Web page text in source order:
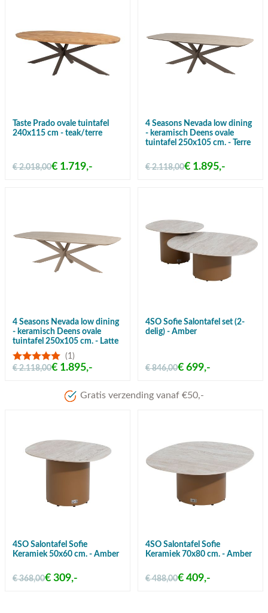
Taste Prado ovale tuintafel
240x115 cm - teak/terre
€ 2.018,00€ 1.719,-
4 Seasons Nevada low dining
- keramisch Deens ovale
tuintafel 250x105 cm. - Terre
€ 2.118,00€ 1.895,-
4 Seasons Nevada low dining
- keramisch Deens ovale
tuintafel 250x105 cm. - Latte
(1)
€ 2.118,00€ 1.895,-
4SO Sofie Salontafel set (2-
delig) - Amber
€ 846,00€ 699,-
Gratis verzending vanaf €50,-
4SO Salontafel Sofie
Keramiek 50x60 cm. - Amber
€ 368,00€ 309,-
4SO Salontafel Sofie
Keramiek 70x80 cm. - Amber
€ 488,00€ 409,-